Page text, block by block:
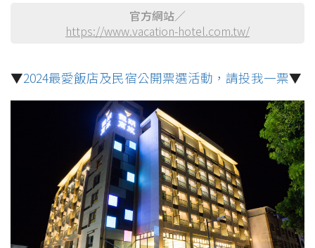
官方網站／
https://www.vacation-hotel.com.tw/
▼2024最愛飯店及民宿公開票選活動，請投我一票▼